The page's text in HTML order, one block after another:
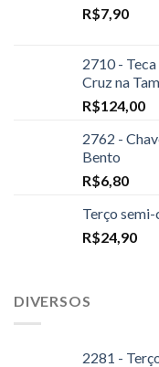
R$7,90
2710 -
Cruz na
R$124,00
2762 -
Bento
R$6,80
Terço
R$24,90
DIVERSOS
2281 -